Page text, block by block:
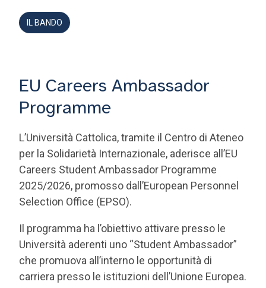
IL BANDO
EU Careers Ambassador
Programme
L’Università Cattolica, tramite il Centro di Ateneo
per la Solidarietà Internazionale, aderisce all’EU
Careers Student Ambassador Programme
2025/2026, promosso dall’European Personnel
Selection Office (EPSO).
Il programma ha l’obiettivo attivare presso le
Università aderenti uno “Student Ambassador”
che promuova all’interno le opportunità di
carriera presso le istituzioni dell’Unione Europea.